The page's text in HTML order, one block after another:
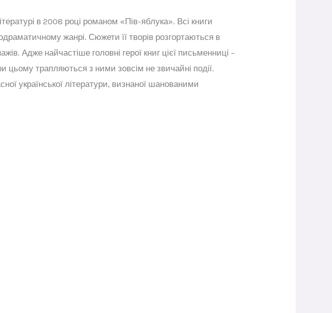
в 2008 році романом «Пів-яблука». Всі книги
жанрі. Сюжети її творів розгортаються в
Адже найчастіше головні герої книг цієї письменниці –
цьому трапляються з ними зовсім не звичайні події.
української літератури, визнаної шанованими